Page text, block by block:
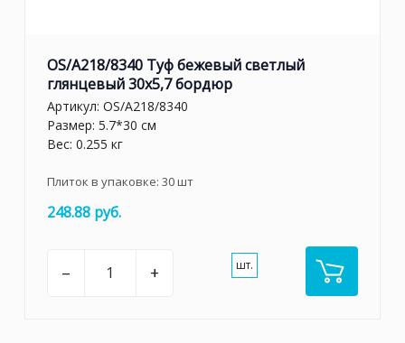
OS/A218/8340 Туф бежевый светлый
глянцевый 30х5,7 бордюр
Артикул: OS/A218/8340
Размер: 5.7*30 см
Вес: 0.255 кг
Плиток в упаковке: 30шт
248.88 руб.
– + шт.